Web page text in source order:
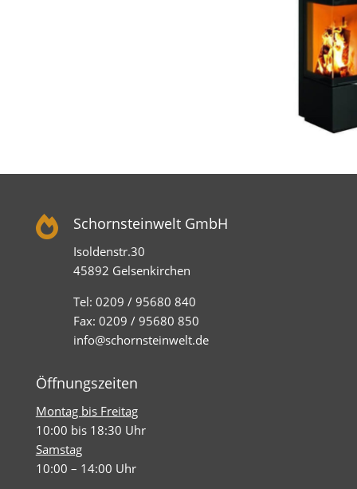
 Schornsteinwelt GmbH
Isoldenstr.30
45892 Gelsenkirchen
Tel: 0209 / 95680 840
Fax: 0209 / 95680 850
info@schornsteinwelt.de
Öffnungszeiten
Montag bis Freitag
10:00 bis 18:30 Uhr
Samstag
10:00 – 14:00 Uhr